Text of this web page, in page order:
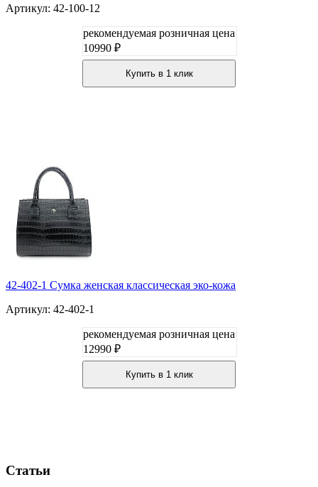
Артикул: 42-100-12
рекомендуемая розничная цена
10990 ₽
Купить в 1 клик
42-402-1 Сумка женская классическая эко-кожа
Артикул: 42-402-1
рекомендуемая розничная цена
12990 ₽
Купить в 1 клик
Статьи